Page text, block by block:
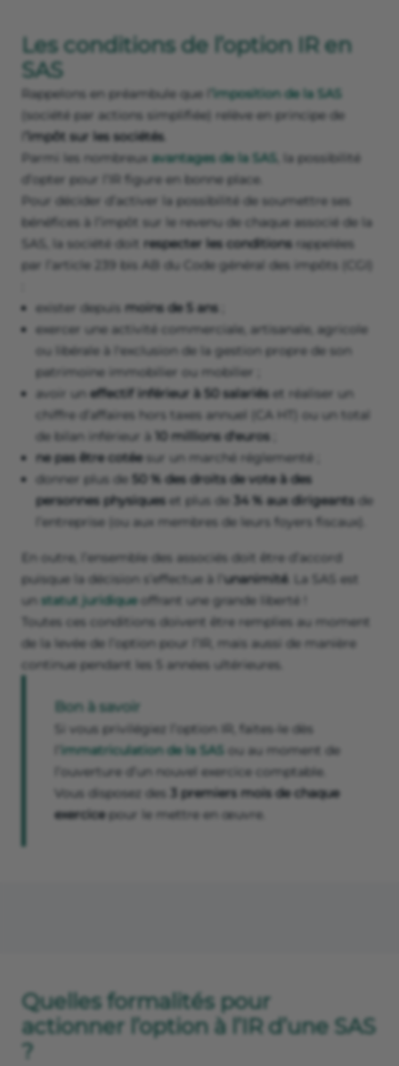
Les conditions de l’option IR en
SAS
Rappelons en préambule que l
’imposition de la SAS
(société par actions simplifiée) relève en principe de
’impôt sur les sociétés.
Parmi les nombreux avantages de la SAS , la possibilité
d’opter pour l’IR figure en bonne place.
Pour décider d’activer la possibilité de soumettre ses
bénéfices à l’impôt sur le revenu de chaque associé de la
SAS, la société doit respecter les conditions rappelées
par l’article 239 bis AB du Code général des impôts (CGI)
exister depuis moins de 5 ans
exercer une activité commerciale, artisanale, agricole
ou libérale à l'exclusion de la gestion propre de son
patrimoine immobilier ou mobilier ;
avoir un effectif inférieur à 50 salariés et réaliser un
chiffre d’affaires hors taxes annuel (CA HT) ou un total
de bilan inférieur à 10 millions d'euros
ne pas être cotéesur un marché réglementé ;
donner plus de 50 % des droits de vote à des
personnes physiques et plus de 34 % aux dirigeants de
l’entreprise (ou aux membres de leurs foyers fiscaux).
En outre, l’ensemble des associés doit être d’accord
puisque la décision s’effectue à l’ unanimité. La SAS est
un statut juridiqueoffrant une grande liberté !
Toutes ces conditions doivent être remplies au moment
de la levée de l’option pour l’IR, mais aussi de manière
continue pendant les 5 années ultérieures.
Bon à savoir
Si vous privilégiez l’option IR, faites-le dès
immatriculation de la SAS ou au moment de
l’ouverture d’un nouvel exercice comptable.
Vous disposez des
3 premiers mois de chaque
exercicepour le mettre en œuvre.
Quelles formalités pour
actionner l’option à l’IR d’une SAS
?